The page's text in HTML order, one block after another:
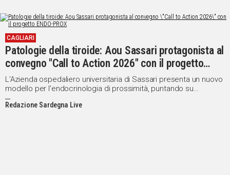
CAGLIARI
Patologie della tiroide: Aou Sassari protagonista al
convegno "Call to Action 2026" con il progetto
ENDO-PROX
L'Azienda ospedaliero universitaria di Sassari presenta un nuovo
modello per l'endocrinologia di prossimità, puntando su
telemedicina e integrazione territoriale.
Redazione Sardegna Live